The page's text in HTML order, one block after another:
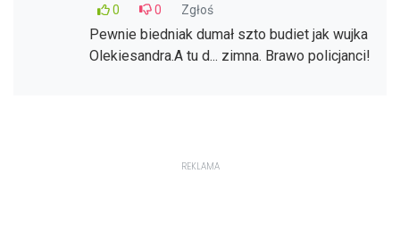
0
0 Zgłoś
Pewnie biedniak dumał szto budiet jak wujka
Olekiesandra.A tu d... zimna. Brawo policjanci!
REKLAMA